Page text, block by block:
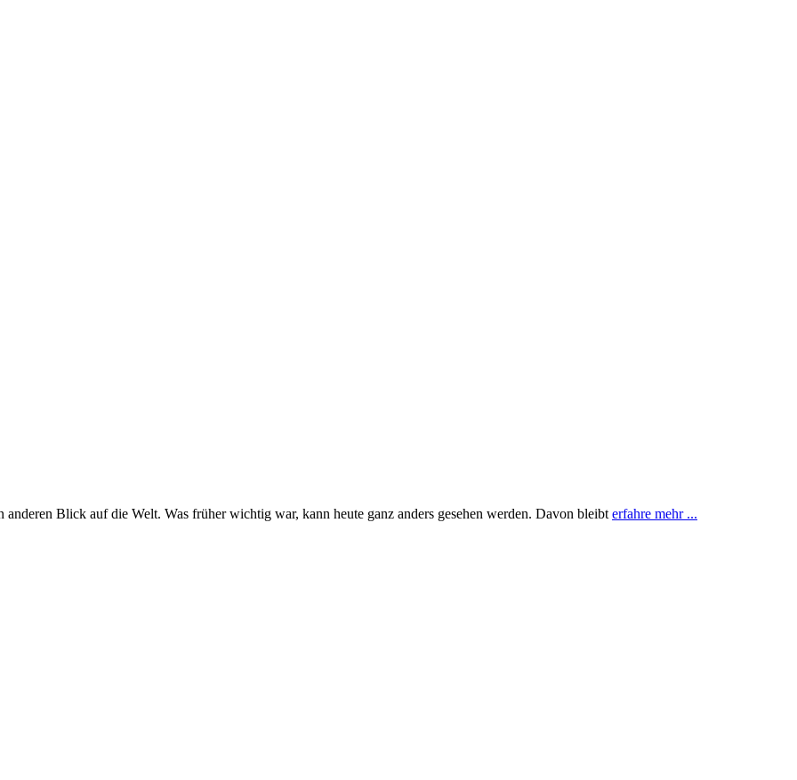
Blick auf die Welt. Was früher wichtig war, kann heute ganz anders gesehen werden. Davon bleibt erfahre mehr ...